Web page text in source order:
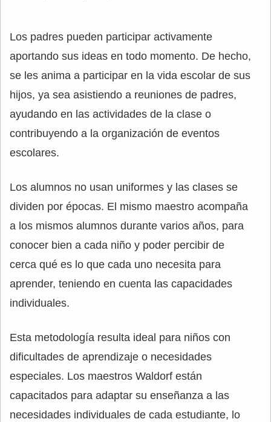
Los padres pueden participar activamente
aportando sus ideas en todo momento. De hecho,
se les anima a participar en la vida escolar de sus
hijos, ya sea asistiendo a reuniones de padres,
ayudando en las actividades de la clase o
contribuyendo a la organización de eventos
escolares.
Los alumnos no usan uniformes y las clases se
dividen por épocas. El mismo maestro acompaña
a los mismos alumnos durante varios años, para
conocer bien a cada niño y poder percibir de
cerca qué es lo que cada uno necesita para
aprender, teniendo en cuenta las capacidades
individuales.
Esta metodología resulta ideal para niños con
dificultades de aprendizaje o necesidades
especiales. Los maestros Waldorf están
capacitados para adaptar su enseñanza a las
necesidades individuales de cada estudiante, lo